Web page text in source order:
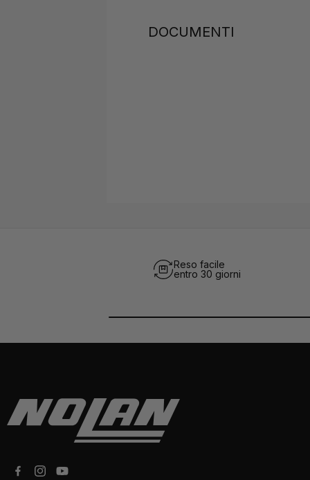
DOCUMENTI
Reso facile
entro 30 giorni
Facebook
InstagramYouTube